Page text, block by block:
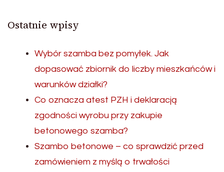
Ostatnie wpisy
Wybór szamba bez pomyłek. Jak
dopasować zbiornik do liczby mieszkańców i
warunków działki?
Co oznacza atest PZH i deklaracją
zgodności wyrobu przy zakupie
betonowego szamba?
Szambo betonowe – co sprawdzić przed
zamówieniem z myślą o trwałości